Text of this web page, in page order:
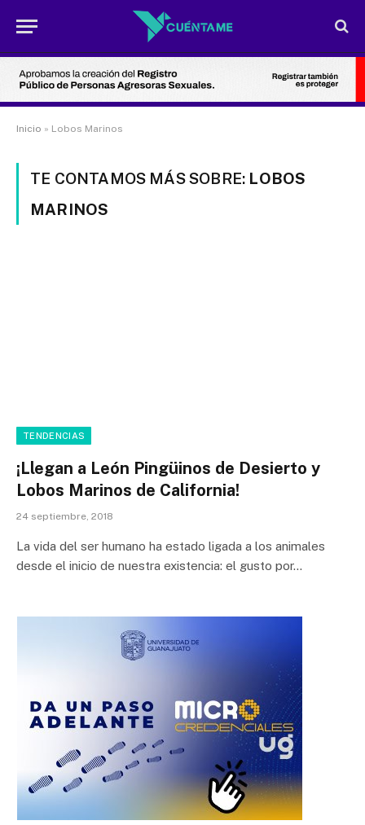
Inicio » Lobos Marinos
TE CONTAMOS MÁS SOBRE: LOBOS
MARINOS
TENDENCIAS
¡Llegan a León Pingüinos de Desierto y
Lobos Marinos de California!
24 septiembre, 2018
La vida del ser humano ha estado ligada a los animales
desde el inicio de nuestra existencia: el gusto por…